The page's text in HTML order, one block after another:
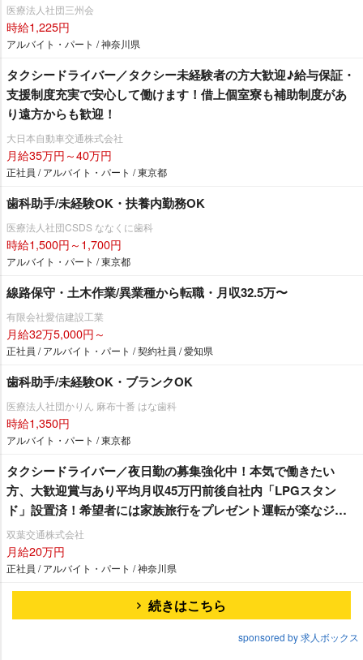
医療法人社団三州会
時給1,225円
アルバイト・パート / 神奈川県
タクシードライバー／タクシー未経験者の方大歓迎♪給与保証・
支援制度充実で安心して働けます！借上個室寮も補助制度があ
り遠方からも歓迎！
大日本自動車交通株式会社
月給35万円～40万円
正社員 / アルバイト・パート / 東京都
歯科助手/未経験OK・扶養内勤務OK
医療法人社団CSDS ななくに歯科
時給1,500円～1,700円
アルバイト・パート / 東京都
線路保守・土木作業/異業種から転職・月収32.5万〜
有限会社愛信建設工業
月給32万5,000円～
正社員 / アルバイト・パート / 契約社員 / 愛知県
歯科助手/未経験OK・ブランクOK
医療法人社団かりん 麻布十番 はな歯科
時給1,350円
アルバイト・パート / 東京都
タクシードライバー／夜日勤の募集強化中！本気で働きたい
方、大歓迎賞与あり平均月収45万円前後自社内「LPGスタン
ド」設置済！希望者には家族旅行をプレゼント運転が楽なジャ
パンタクシー・シエンタでの乗務♪
双葉交通株式会社
月給20万円
正社員 / アルバイト・パート / 神奈川県
続きはこちら
sponsored by 求人ボックス